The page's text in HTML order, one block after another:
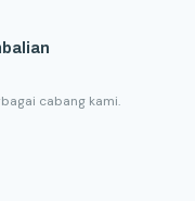
cabang kami.